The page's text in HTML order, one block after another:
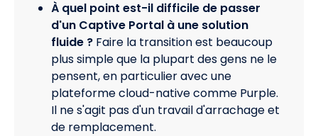
À quel point est-il difficile de passer
d'un Captive Portal à une solution
fluide ? Faire la transition est beaucoup
plus simple que la plupart des gens ne le
pensent, en particulier avec une
plateforme cloud-native comme Purple.
Il ne s'agit pas d'un travail d'arrachage et
de remplacement.